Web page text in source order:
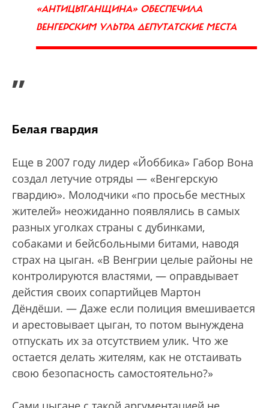
«АНТИЦЫГАНЩИНА» ОБЕСПЕЧИЛА
ВЕНГЕРСКИМ УЛЬТРА ДЕПУТАТСКИЕ МЕСТА
”
Белая гвардия
Еще в 2007 году лидер «Йоббика» Габор Вона
создал летучие отряды — «Венгерскую
гвардию». Молодчики «по просьбе местных
жителей» неожиданно появлялись в самых
разных уголках страны с дубинками,
собаками и бейсбольными битами, наводя
страх на цыган. «В Венгрии целые районы не
контролируются властями, — оправдывает
дейстия своих сопартийцев Мартон
Дёндёши. — Даже если полиция вмешивается
и арестовывает цыган, то потом вынуждена
отпускать их за отсутствием улик. Что же
остается делать жителям, как не отстаивать
свою безопасность самостоятельно?»